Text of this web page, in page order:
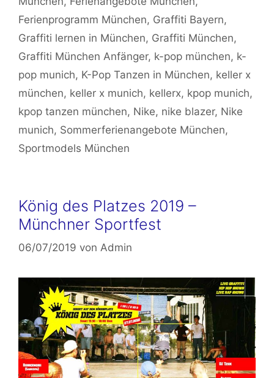
Ferienprogramm München, Graffiti Bayern,
Graffiti lernen in München, Graffiti München,
Graffiti München Anfänger, k-pop münchen, k-
pop munich, K-Pop Tanzen in München, keller x
münchen, keller x munich, kellerx, kpop munich,
kpop tanzen münchen, Nike, nike blazer, Nike
munich, Sommerferienangebote München,
Sportmodels München
König des Platzes 2019 –
Münchner Sportfest
06/07/2019 von Admin